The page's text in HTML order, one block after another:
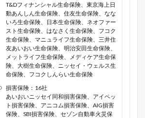
T&Dフィナンシャル生命保険、東京海上日
動あんしん生命保険、住友生命保険、なな
いろ生命保険、日本生命保険、ネオファー
スト生命保険、はなさく生命保険、フコク
生命保険、マニュライフ生命保険、三井住
友あいおい生命保険、明治安田生命保険、
メットライフ生命保険、メディケア生命保
険、大樹生命保険、ニッセイ・ウェルス生
命保険、フコクしんらい生命保険
損害保険：16社
あいおいニッセイ同和損害保険、アイペッ
ト損害保険、アニコム損害保険、AIG損害
保険、SBI損害保険、セゾン自動車火災保